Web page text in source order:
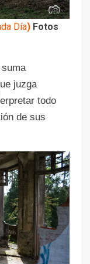
Día)Fotos
juzga
todo
de sus